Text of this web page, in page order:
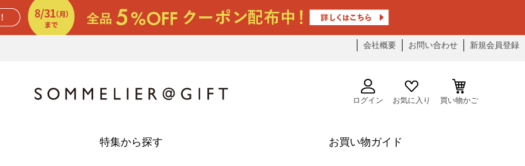
会社概要 お問い合わせ 新規会員登録
ログイン お気に入り 買い物かご
特集から探す お買い物ガイド